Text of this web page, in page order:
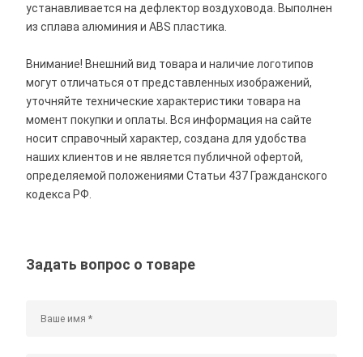
устанавливается на дефлектор воздуховода. Выполнен
из сплава алюминия и ABS пластика.
Внимание! Внешний вид товара и наличие логотипов
могут отличаться от представленных изображений,
уточняйте технические характеристики товара на
момент покупки и оплаты. Вся информация на сайте
носит справочный характер, создана для удобства
наших клиентов и не является публичной офертой,
определяемой положениями Статьи 437 Гражданского
кодекса РФ.
Задать вопрос о товаре